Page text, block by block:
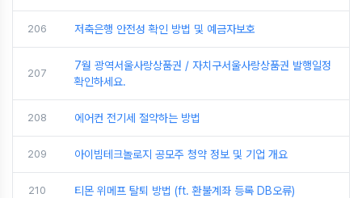
206 저축은행 안전성 확인 방법 및 예금자보호
207
7월 광역서울사랑상품권 / 자치구서울사랑상품권 발행일정
확인하세요.
208 에어컨 전기세 절약하는 방법
209 아이빔테크놀로지 공모주 청약 정보 및 기업 개요
210 티몬 위메프 탈퇴 방법 (ft. 환불계좌 등록 DB오류)